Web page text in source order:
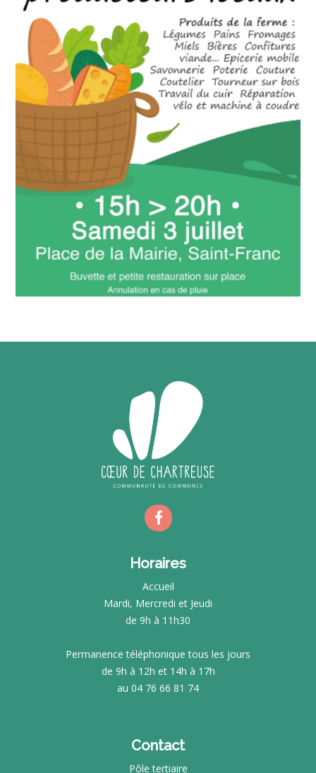
Horaires
Accueil
Mardi, Mercredi et Jeudi
de 9h à 11h30
Permanence téléphonique tous les jours
de 9h à 12h et 14h à 17h
au 04 76 66 81 74
Contact
Pôle tertiaire